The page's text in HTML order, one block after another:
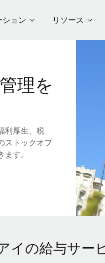
ション リソース
理を
利厚生、税
ストックオプ
す。
イの給与サー